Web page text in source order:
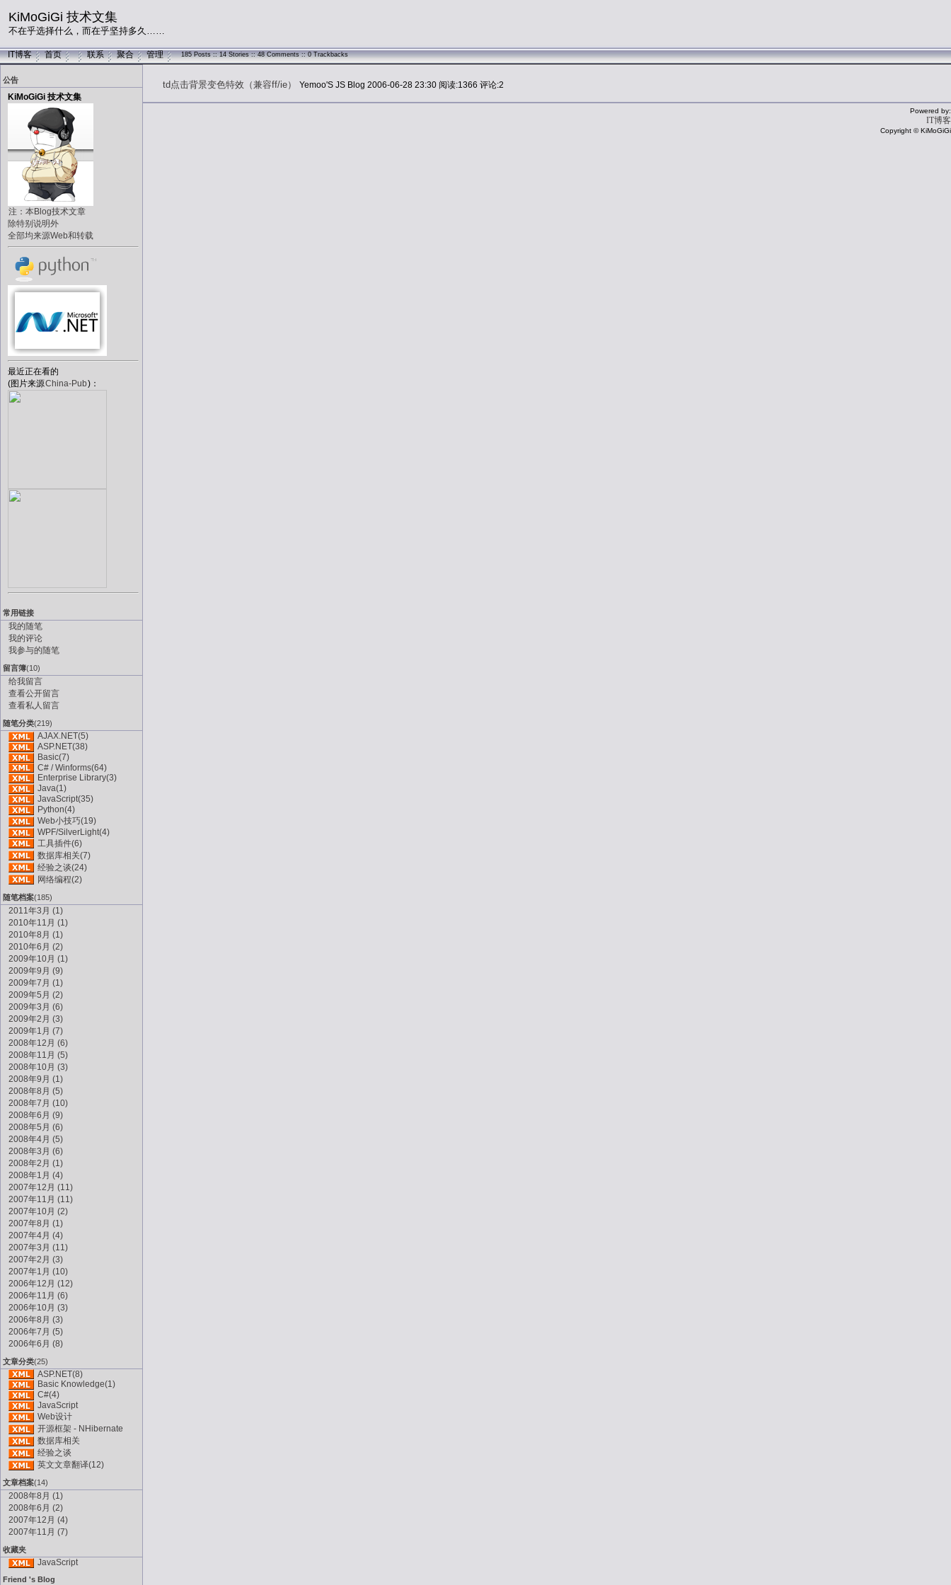
KiMoGiGi 技术文集
不在乎选择什么，而在乎坚持多久……
IT博客 首页 联系 聚合 管理 185 Posts :: 14 Stories :: 48 Comments :: 0 Trackbacks
公告
KiMoGiGi 技术文集
注：本Blog技术文章
除特别说明外
全部均来源Web和转载
最近正在看的
(图片来源China-Pub)：
常用链接
我的随笔
我的评论
我参与的随笔
留言簿(10)
给我留言
查看公开留言
查看私人留言
随笔分类(219)
AJAX.NET(5)
ASP.NET(38)
Basic(7)
C# / Winforms(64)
Enterprise Library(3)
Java(1)
JavaScript(35)
Python(4)
Web小技巧(19)
WPF/SilverLight(4)
工具插件(6)
数据库相关(7)
经验之谈(24)
网络编程(2)
随笔档案(185)
2011年3月 (1)
2010年11月 (1)
2010年8月 (1)
2010年6月 (2)
2009年10月 (1)
2009年9月 (9)
2009年7月 (1)
2009年5月 (2)
2009年3月 (6)
2009年2月 (3)
2009年1月 (7)
2008年12月 (6)
2008年11月 (5)
2008年10月 (3)
2008年9月 (1)
2008年8月 (5)
2008年7月 (10)
2008年6月 (9)
2008年5月 (6)
2008年4月 (5)
2008年3月 (6)
2008年2月 (1)
2008年1月 (4)
2007年12月 (11)
2007年11月 (11)
2007年10月 (2)
2007年8月 (1)
2007年4月 (4)
2007年3月 (11)
2007年2月 (3)
2007年1月 (10)
2006年12月 (12)
2006年11月 (6)
2006年10月 (3)
2006年8月 (3)
2006年7月 (5)
2006年6月 (8)
文章分类(25)
ASP.NET(8)
Basic Knowledge(1)
C#(4)
JavaScript
Web设计
开源框架 - NHibernate
数据库相关
经验之谈
英文文章翻译(12)
文章档案(14)
2008年8月 (1)
2008年6月 (2)
2007年12月 (4)
2007年11月 (7)
收藏夹
JavaScript
Friend 's Blog
td点击背景变色特效（兼容ff/ie） Yemoo'S JS Blog 2006-06-28 23:30 阅读:1366 评论:2
Powered by:
IT博客
Copyright © KiMoGiGi